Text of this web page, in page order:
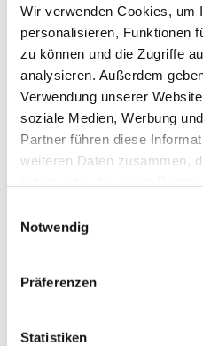
Wir verwenden Cookies, um
personalisieren, Funktionen
zu können und die Zugriffe
analysieren. Außerdem
Verwendung unserer
soziale Medien, Werbung
Partner führen diese
weiteren Daten zusammen,
Notwendig
Präferenzen
Statistiken
Dies